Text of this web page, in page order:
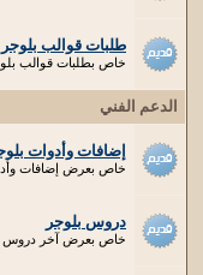
طلبات قوالب بلوجر
خاص بطلبات قوالب
الدعم الفني
إضافات وأدوات
خاص بعرض إضافات
دروس بلوجر
خاص بعرض آخر دروس من